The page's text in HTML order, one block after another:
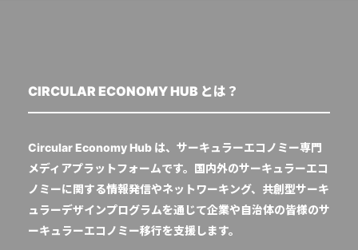
CIRCULAR ECONOMY HUB とは？
Circular Economy Hub は、サーキュラーエコノミー専門
メディアプラットフォームです。国内外のサーキュラーエコ
ノミーに関する情報発信やネットワーキング、共創型サーキ
ュラーデザインプログラムを通じて企業や自治体の皆様のサ
ーキュラーエコノミー移行を支援します。